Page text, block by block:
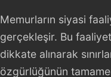
Memurların siyasi
gerçekleşir. Bu
dikkate alınarak
özgürlüğünün